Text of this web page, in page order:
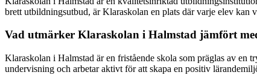
brett utbildningsutbud, är Klaraskolan en plats där varje elev kan
Vad utmärker Klaraskolan i Halmstad jämfört
Klaraskolan i Halmstad är en fristående skola som präglas av en
undervisning och arbetar aktivt för att skapa en positiv